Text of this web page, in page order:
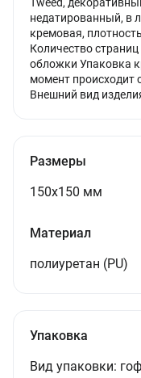
недатированный, в
кремовая,
Количество
обложки Упаковка
момент происходит
Внешний вид
Размеры
150х150 мм
Материал
полиуретан (PU)
Упаковка
Вид упаковки: